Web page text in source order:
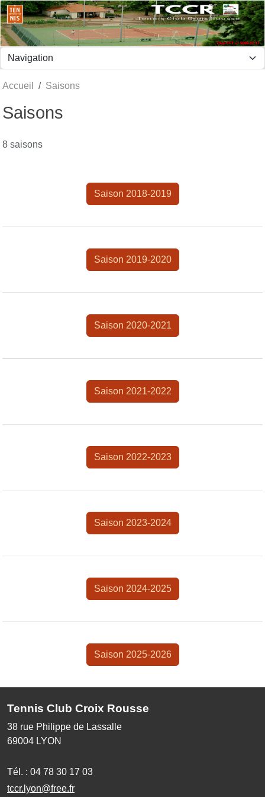
Accueil Saisons
Saisons
8 saisons
Saison 2018-2019
Saison 2019-2020
Saison 2020-2021
Saison 2021-2022
Saison 2022-2023
Saison 2023-2024
Saison 2024-2025
Saison 2025-2026
Tennis Club Croix Rousse
38 rue Philippe de Lassalle
69004 LYON
Tél. : 04 78 30 17 03
tccr.lyon@free.fr
Panneau de gestion des cookies